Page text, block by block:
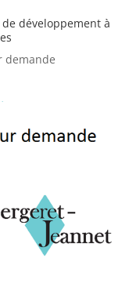
de développement à
demande